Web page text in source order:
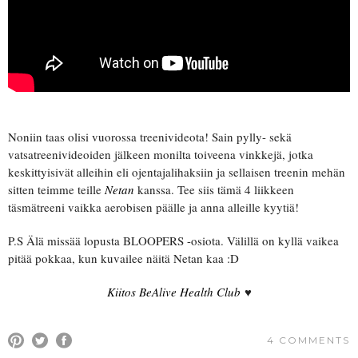
Noniin taas olisi vuorossa treenivideota! Sain pylly- sekä
vatsatreenivideoiden jälkeen monilta toiveena vinkkejä, jotka
keskittyisivät alleihin eli ojentajalihaksiin ja sellaisen treenin mehän
sitten teimme teille Netan kanssa. Tee siis tämä 4 liikkeen
täsmätreeni vaikka aerobisen päälle ja anna alleille kyytiä!
P.S Älä missää lopusta BLOOPERS -osiota. Välillä on kyllä vaikea
pitää pokkaa, kun kuvailee näitä Netan kaa :D
Kiitos BeAlive Health Club ♥
4 COMMENTS